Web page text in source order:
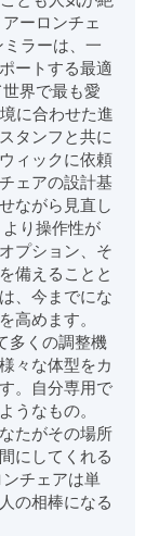
アーロンチェ
ラーは、一
ートする最適
界で最も愛
に合わせた進
タンフ と共に
ィックに依頼
ェアの設計基
ながら見直し
り操作性が
プション、そ
備えることと
、今までにな
高めます。
多くの調整機
々な体型をカ
。自分専用で
うなもの。
たがその場所
にしてくれる
チェアは単
の相棒になる